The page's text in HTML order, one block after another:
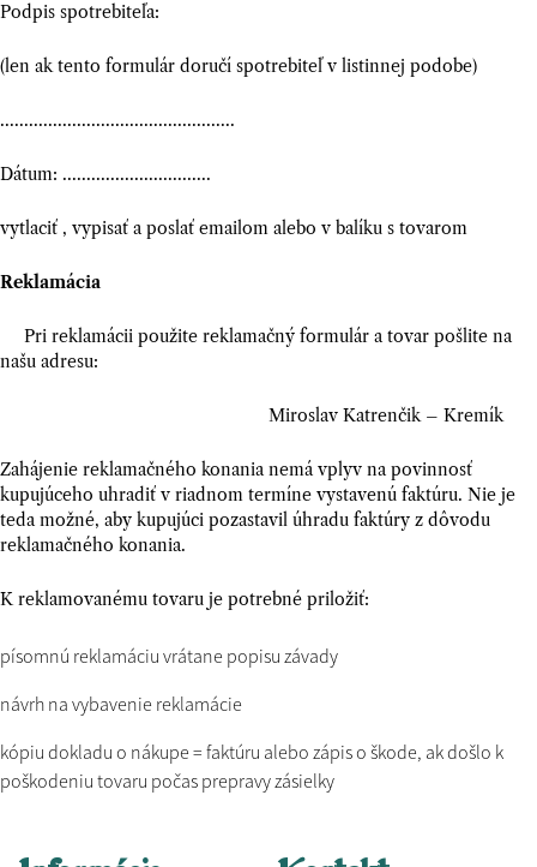
Podpis spotrebiteľa:
(len ak tento formulár doručí spotrebiteľ v listinnej podobe)
.................................................
Dátum: ...............................
vytlaciť , vypisať a poslať emailom alebo v balíku s tovarom
Reklamácia
Pri reklamácii použite reklamačný formulár a tovar pošlite na
našu adresu:
Miroslav Katrenčik – Kremík
Zahájenie reklamačného konania nemá vplyv na povinnosť
kupujúceho uhradiť v riadnom termíne vystavenú faktúru. Nie je
teda možné, aby kupujúci pozastavil úhradu faktúry z dôvodu
reklamačného konania.
K reklamovanému tovaru je potrebné priložiť:
písomnú reklamáciu vrátane popisu závady
návrh na vybavenie reklamácie
kópiu dokladu o nákupe = faktúru alebo zápis o škode, ak došlo k
poškodeniu tovaru počas prepravy zásielky